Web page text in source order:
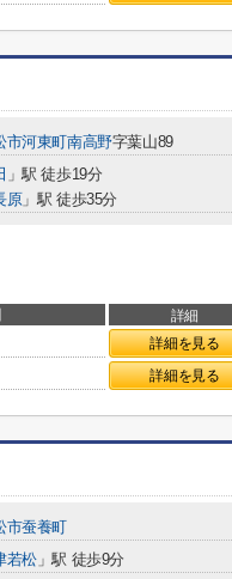
市河東町南高野字葉山89
」駅 徒歩19分
原」駅 徒歩35分
詳細
詳細を見る
詳細を見る
市蚕養町
若松」駅 徒歩9分